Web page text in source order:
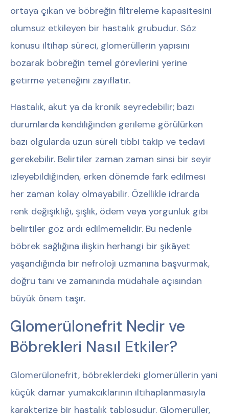
ortaya çıkan ve böbreğin filtreleme kapasitesini
olumsuz etkileyen bir hastalık grubudur. Söz
konusu iltihap süreci, glomerüllerin yapısını
bozarak böbreğin temel görevlerini yerine
getirme yeteneğini zayıflatır.
Hastalık, akut ya da kronik seyredebilir; bazı
durumlarda kendiliğinden gerileme görülürken
bazı olgularda uzun süreli tıbbi takip ve tedavi
gerekebilir. Belirtiler zaman zaman sinsi bir seyir
izleyebildiğinden, erken dönemde fark edilmesi
her zaman kolay olmayabilir. Özellikle idrarda
renk değişikliği, şişlik, ödem veya yorgunluk gibi
belirtiler göz ardı edilmemelidir. Bu nedenle
böbrek sağlığına ilişkin herhangi bir şikâyet
yaşandığında bir nefroloji uzmanına başvurmak,
doğru tanı ve zamanında müdahale açısından
büyük önem taşır.
Glomerülonefrit Nedir ve
Böbrekleri Nasıl Etkiler?
Glomerülonefrit, böbreklerdeki glomerüllerin yani
küçük damar yumakcıklarının iltihaplanmasıyla
karakterize bir hastalık tablosudur. Glomerüller,